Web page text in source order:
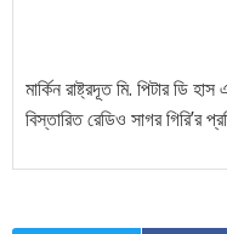
মার্কিন রাষ্ট্রদূত মি. পিটার ডি
বিস্তারিত রেডিও সাগর গিরি’র